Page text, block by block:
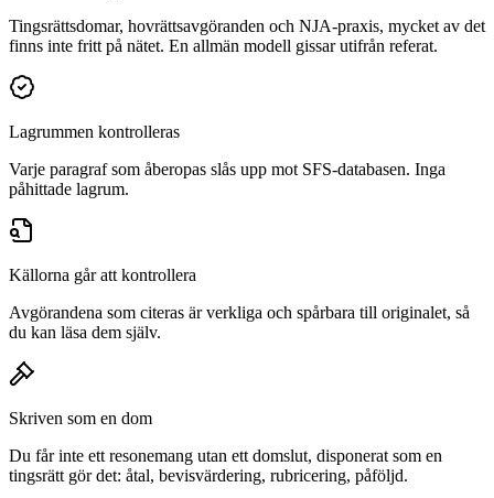
Tingsrättsdomar, hovrättsavgöranden och NJA-praxis, mycket av det
finns inte fritt på nätet. En allmän modell gissar utifrån referat.
Lagrummen kontrolleras
Varje paragraf som åberopas slås upp mot SFS-databasen. Inga
påhittade lagrum.
Källorna går att kontrollera
Avgörandena som citeras är verkliga och spårbara till originalet, så
du kan läsa dem själv.
Skriven som en dom
Du får inte ett resonemang utan ett domslut, disponerat som en
tingsrätt gör det: åtal, bevisvärdering, rubricering, påföljd.